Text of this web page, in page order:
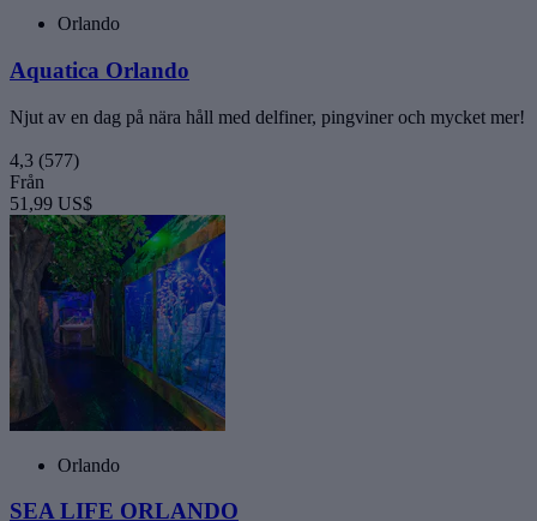
Orlando
Aquatica Orlando
Njut av en dag på nära håll med delfiner, pingviner och mycket mer!
4,3 (577)
Från
51,99 US$
Orlando
SEA LIFE ORLANDO